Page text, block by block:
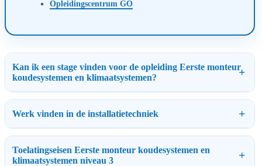
Opleidingscentrum GO
Kan ik een stage vinden voor de opleiding Eerste monteur
koudesystemen en klimaatsystemen?
Werk vinden in de installatietechniek
Toelatingseisen Eerste monteur koudesystemen en
klimaatsystemen niveau 3